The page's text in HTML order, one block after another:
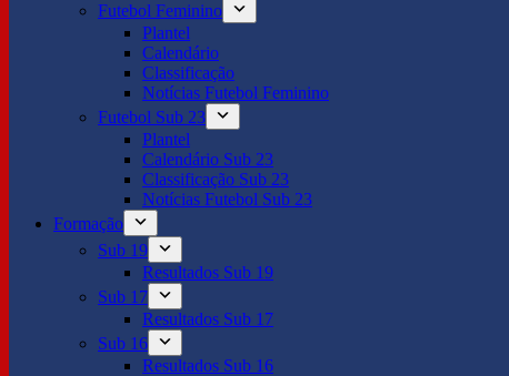
Futebol Feminino
Plantel
Calendário
Classificação
Notícias Futebol Feminino
Futebol Sub 23
Plantel
Calendário Sub 23
Classificação Sub 23
Notícias Futebol Sub 23
Formação
Sub 19
Resultados Sub 19
Sub 17
Resultados Sub 17
Sub 16
Resultados Sub 16